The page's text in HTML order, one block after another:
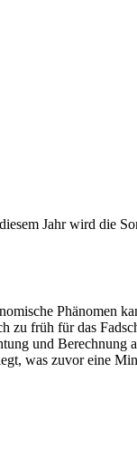
Jahr wird die
Phänomen
zu früh für das
und
was zuvor eine